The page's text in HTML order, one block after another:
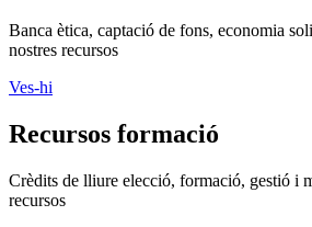
Banca ètica, captació de fons, economia
nostres recursos
Ves-hi
Recursos formació
Crèdits de lliure elecció, formació, gestió i
recursos